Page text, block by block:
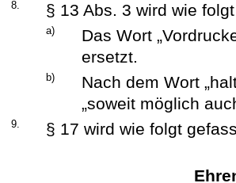
8. § 13 Abs. 3 wird wie
a)
Das Wort
ersetzt.
b)
Nach dem Wort
„soweit möglich
9. § 17 wird wie folgt